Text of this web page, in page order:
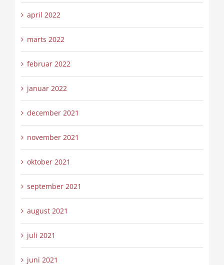
april 2022
marts 2022
februar 2022
januar 2022
december 2021
november 2021
oktober 2021
september 2021
august 2021
juli 2021
juni 2021